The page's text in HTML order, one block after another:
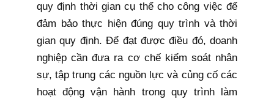
quy định thời gian cụ thể cho công việc để
đảm bảo thực hiện đúng quy trình và thời
gian quy định. Để đạt được điều đó, doanh
nghiệp cần đưa ra cơ chế kiểm soát nhân
sự, tập trung các nguồn lực và củng cố các
hoạt động vận hành trong quy trình làm